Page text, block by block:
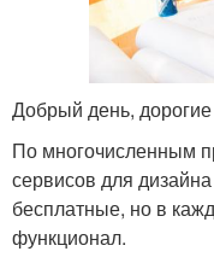
Добрый день, дорогие
По многочисленным
сервисов для
бесплатные, но в
функционал.